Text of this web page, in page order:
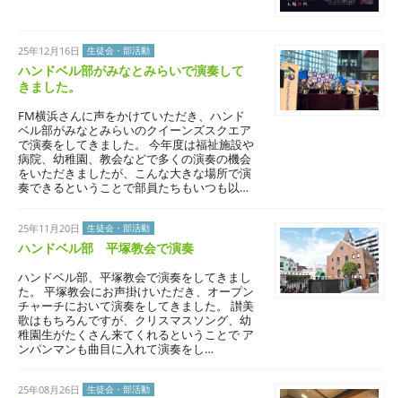
25年12月16日 生徒会・部活動
ハンドベル部がみなとみらいで演奏して
きました。
FM横浜さんに声をかけていただき、ハンド
ベル部がみなとみらいのクイーンズスクエア
で演奏をしてきました。 今年度は福祉施設や
病院、幼稚園、教会などで多くの演奏の機会
をいただきましたが、こんな大きな場所で演
奏できるということで部員たちもいつも以…
25年11月20日 生徒会・部活動
ハンドベル部 平塚教会で演奏
ハンドベル部、平塚教会で演奏をしてきまし
た。 平塚教会にお声掛けいただき、オープン
チャーチにおいて演奏をしてきました。 讃美
歌はもちろんですが、クリスマスソング、幼
稚園生がたくさん来てくれるということで ア
ンパンマンも曲目に入れて演奏をし…
25年08月26日 生徒会・部活動